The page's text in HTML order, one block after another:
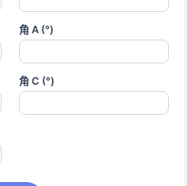
角 A (°)
角 C (°)